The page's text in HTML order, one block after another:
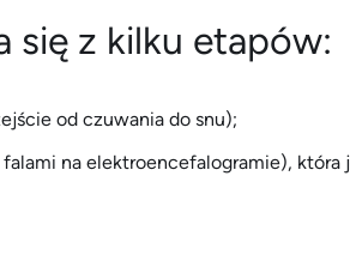
się z kilku etapów:
od czuwania do snu);
na elektroencefalogramie), która